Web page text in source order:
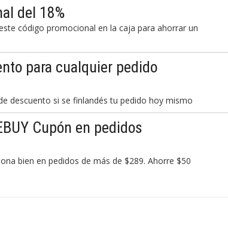
del 18%
código promocional en la caja para ahorrar un
para cualquier pedido
descuento si se finlandés tu pedido hoy mismo
Cupón en pedidos
bien en pedidos de más de $289. Ahorre $50